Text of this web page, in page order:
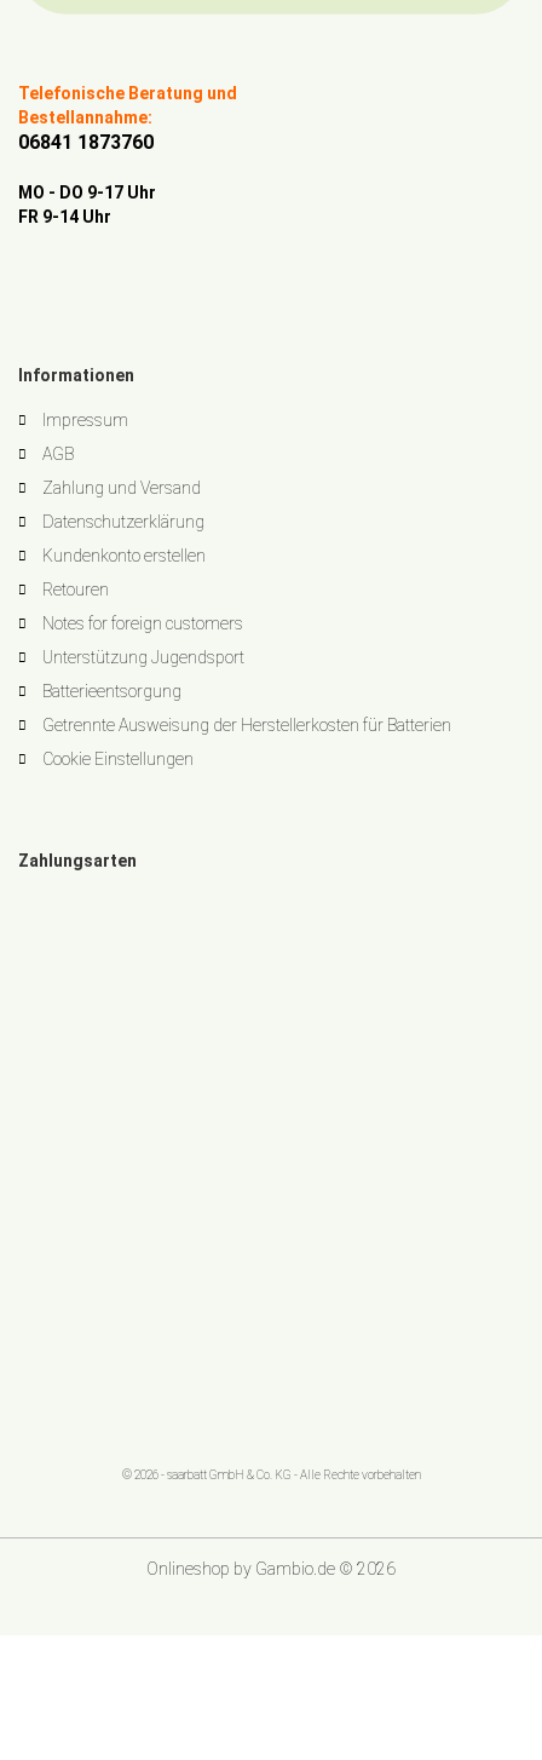
Telefonische Beratung und
Bestellannahme:
06841 1873760
MO - DO 9-17 Uhr
FR 9-14 Uhr
Informationen
Impressum
AGB
Zahlung und Versand
Datenschutzerklärung
Kundenkonto erstellen
Retouren
Notes for foreign customers
Unterstützung Jugendsport
Batterieentsorgung
Getrennte Ausweisung der Herstellerkosten für Batterien
Cookie Einstellungen
Zahlungsarten
© 2026 - saarbatt GmbH & Co. KG - Alle Rechte vorbehalten
Onlineshop by Gambio.de © 2026